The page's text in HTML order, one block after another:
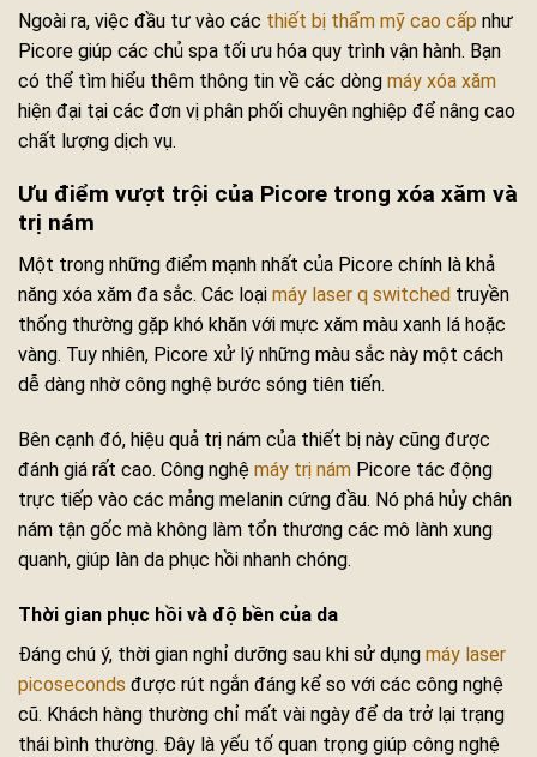
Ngoài ra, việc đầu tư vào các thiết bị thẩm mỹ cao cấp như
Picore giúp các chủ spa tối ưu hóa quy trình vận hành. Bạn
có thể tìm hiểu thêm thông tin về các dòng máy xóa xăm
hiện đại tại các đơn vị phân phối chuyên nghiệp để nâng cao
chất lượng dịch vụ.
Ưu điểm vượt trội của Picore trong xóa xăm và
trị nám
Một trong những điểm mạnh nhất của Picore chính là khả
năng xóa xăm đa sắc. Các loại máy laser q switched truyền
thống thường gặp khó khăn với mực xăm màu xanh lá hoặc
vàng. Tuy nhiên, Picore xử lý những màu sắc này một cách
dễ dàng nhờ công nghệ bước sóng tiên tiến.
Bên cạnh đó, hiệu quả trị nám của thiết bị này cũng được
đánh giá rất cao. Công nghệ máy trị nám Picore tác động
trực tiếp vào các mảng melanin cứng đầu. Nó phá hủy chân
nám tận gốc mà không làm tổn thương các mô lành xung
quanh, giúp làn da phục hồi nhanh chóng.
Thời gian phục hồi và độ bền của da
Đáng chú ý, thời gian nghỉ dưỡng sau khi sử dụng máy laser
picoseconds được rút ngắn đáng kể so với các công nghệ
cũ. Khách hàng thường chỉ mất vài ngày để da trở lại trạng
thái bình thường. Đây là yếu tố quan trọng giúp công nghệ